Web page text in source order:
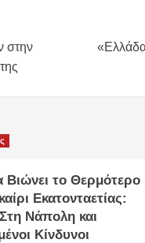
στην
Βιώνει το Θερμότερο
Εκατονταετίας:
Νάπολη και
Κίνδυνοι